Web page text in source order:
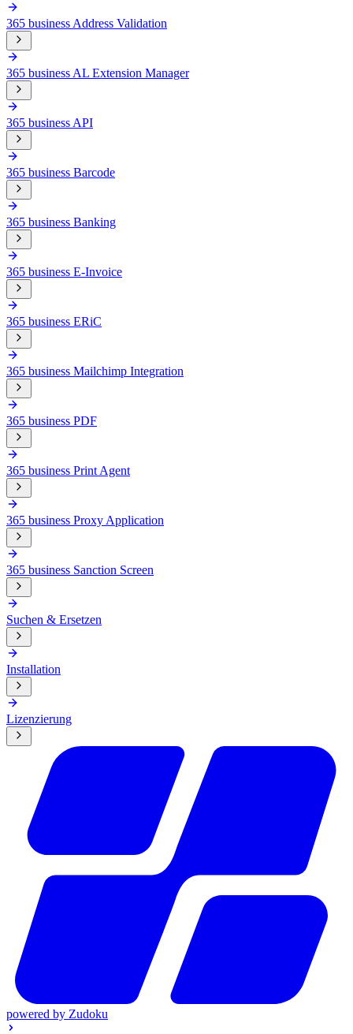
365 business Address Validation
365 business AL Extension Manager
365 business API
365 business Barcode
365 business Banking
365 business E-Invoice
365 business ERiC
365 business Mailchimp Integration
365 business PDF
365 business Print Agent
365 business Proxy Application
365 business Sanction Screen
Suchen & Ersetzen
Installation
Lizenzierung
powered by Zudoku